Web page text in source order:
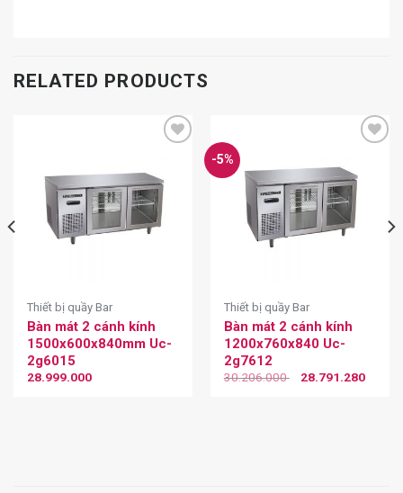
RELATED PRODUCTS
Thiết bị quầy Bar
Bàn mát 2 cánh kính
1500x600x840mm Uc-
2g6015
28.999.000
-5%
Thiết bị quầy Bar
Bàn mát 2 cánh kính
1200x760x840 Uc-
2g7612
30.206.000 28.791.280